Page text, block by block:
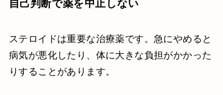
自己判断で薬を中止しない
ステロイドは重要な治療薬です。急にやめると
病気が悪化したり、体に大きな負担がかかった
りすることがあります。